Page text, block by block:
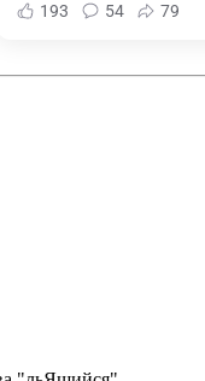
193 54 79